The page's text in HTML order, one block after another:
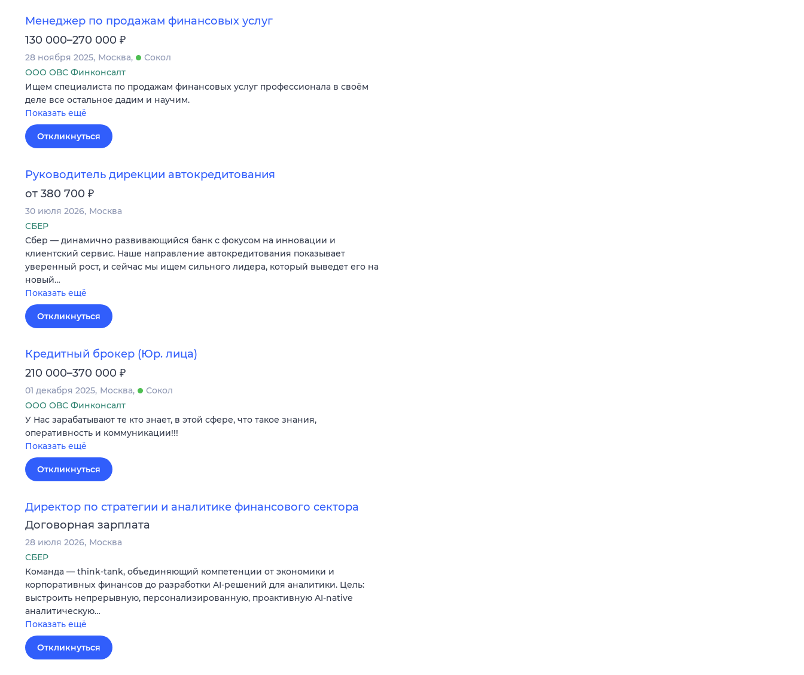
Менеджер по продажам финансовых услуг
130 000–270 000 ₽
28 ноября 2025 Москва
Сокол
ООО ОВС Финконсалт
Ищем специалиста по продажам финансовых услуг профессионала в своём
деле все остальное дадим и научим.
Показать ещё
Откликнуться
Руководитель дирекции автокредитования
от 380 700 ₽
30 июля 2026 Москва
СБЕР
Сбер — динамично развивающийся банк с фокусом на инновации и
клиентский сервис. Наше направление автокредитования показывает
уверенный рост, и сейчас мы ищем сильного лидера, который выведет его на
новый…
Показать ещё
Откликнуться
Кредитный брокер (Юр. лица)
210 000–370 000 ₽
01 декабря 2025 Москва
Сокол
ООО ОВС Финконсалт
У Нас зарабатывают те кто знает, в этой сфере, что такое знания,
оперативность и коммуникации!!!
Показать ещё
Откликнуться
Директор по стратегии и аналитике финансового сектора
Договорная зарплата
28 июля 2026 Москва
СБЕР
Команда — think-tank, объединяющий компетенции от экономики и
корпоративных финансов до разработки AI-решений для аналитики. Цель:
выстроить непрерывную, персонализированную, проактивную AI-native
аналитическую…
Показать ещё
Откликнуться